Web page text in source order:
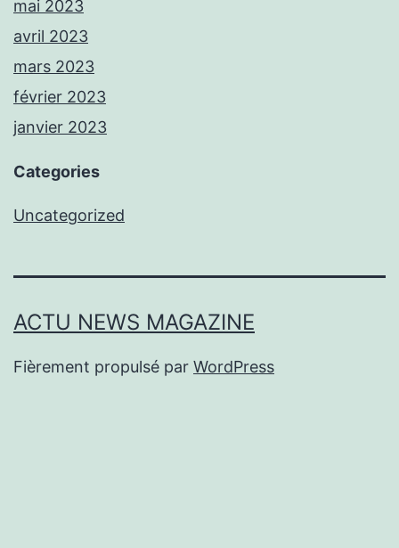
mai 2023
avril 2023
mars 2023
février 2023
janvier 2023
Categories
Uncategorized
ACTU NEWS MAGAZINE
Fièrement propulsé par WordPress